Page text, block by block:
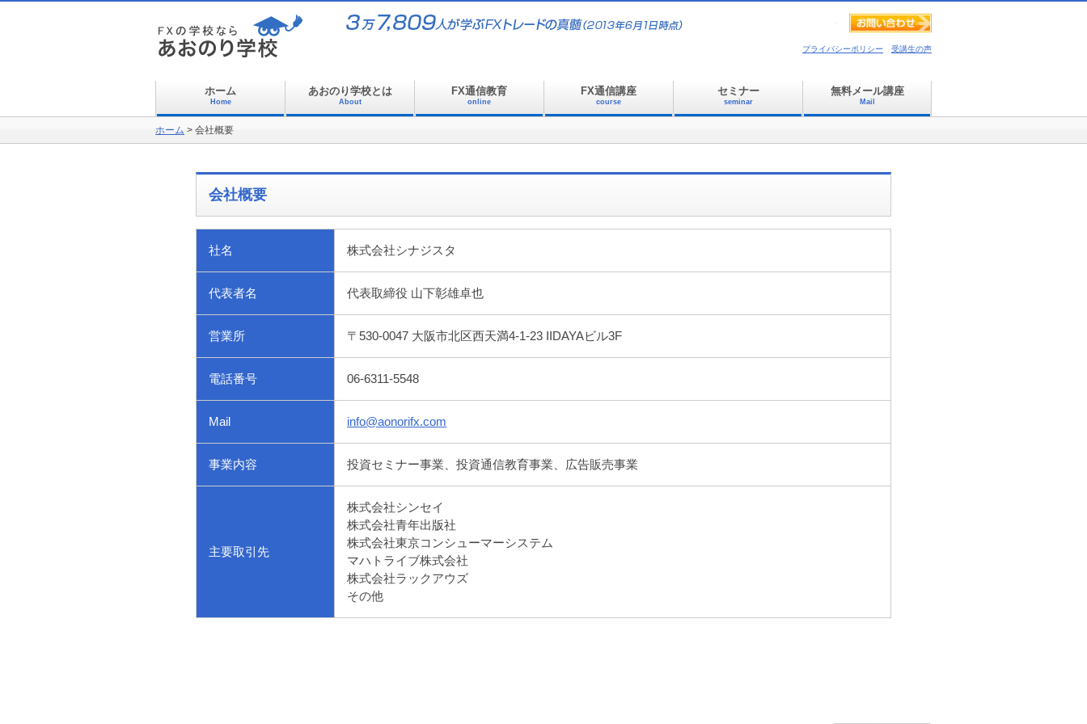
プライバシーポリシー 受講生の声
ホーム
Home
あおのり学校とは
About
FX通信教育
online
FX通信講座
course
セミナー
seminar
無料メール講座
Mail
ホーム > 会社概要
会社概要
社名 株式会社シナジスタ
代表者名 代表取締役 山下彰雄卓也
営業所 〒530-0047 大阪市北区西天満4-1-23 IIDAYAビル3F
電話番号 06-6311-5548
Mail info@aonorifx.com
事業内容 投資セミナー事業、投資通信教育事業、広告販売事業
主要取引先
株式会社シンセイ
株式会社青年出版社
株式会社東京コンシューマーシステム
マハトライブ株式会社
株式会社ラックアウズ
その他